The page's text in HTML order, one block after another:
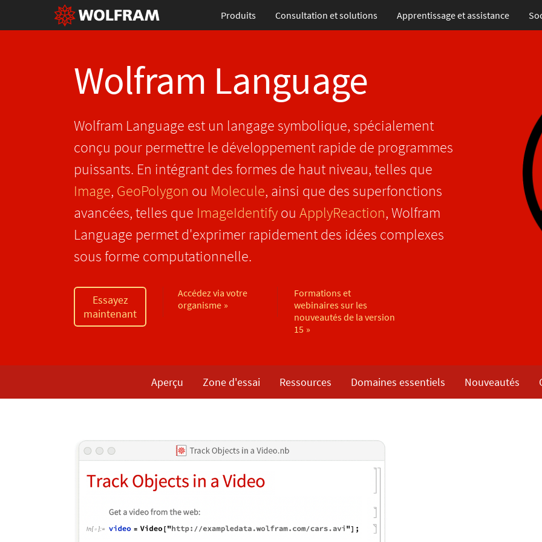
Produits Consultation et solutions Apprentissageet assistance
Wolfram Language
Wolfram Language est un langage symbolique, spécialement
conçu pour permettre le développement rapide de programmes
puissants. En intégrant des formes de haut niveau, telles que
Image, GeoPolygon ou Molecule, ainsi que des superfonctions
avancées, telles que ImageIdentifyou ApplyReaction, Wolfram
Language permet d'exprimer rapidement des idées complexes
sous forme computationnelle.
Essayez
maintenant
Accédez via votre
organisme
Formations et
webinaires sur les
nouveautés de la version
15
Aperçu Zone d'essai Ressources Domaines essentiels Nouveautés